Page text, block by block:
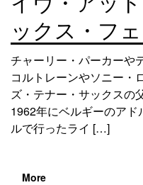
ックス・フ
チャーリー・パーカーや
コルトレーンやソニー・
ズ・テナー・サックスの
1962年にベルギーのア
ルで行ったライ […]
More